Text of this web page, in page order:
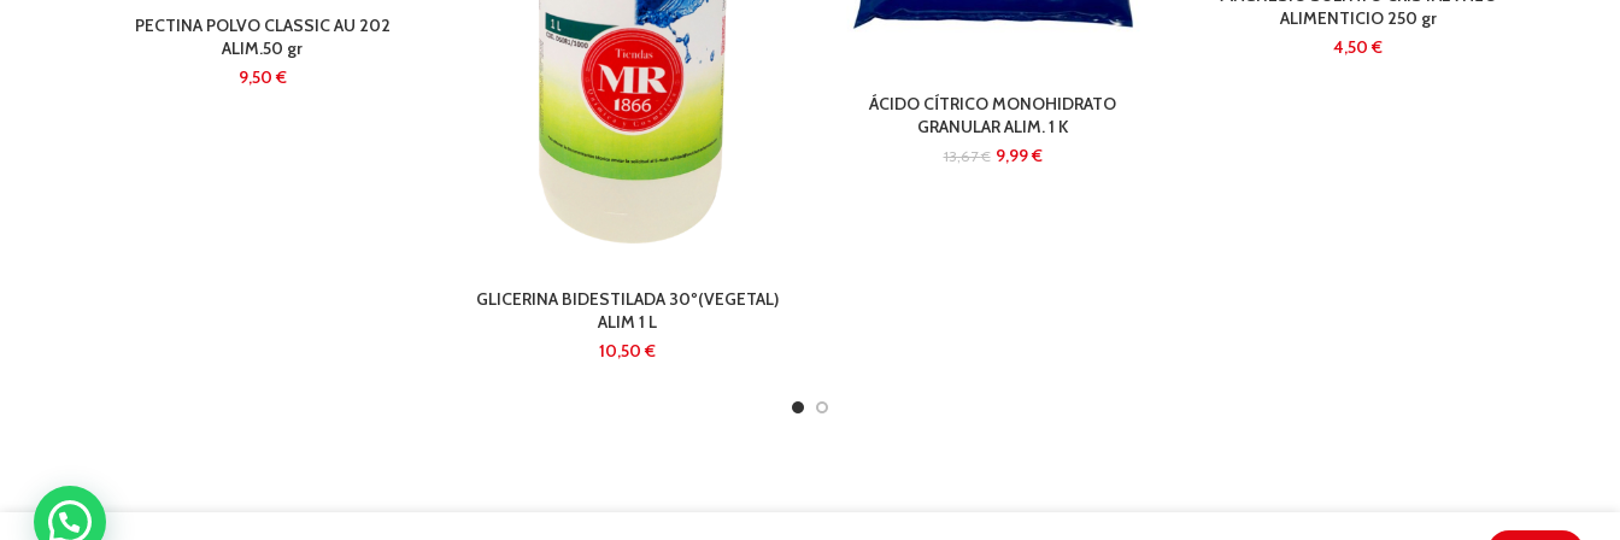
PECTINA POLVO CLASSIC AU 202
ALIM.50 gr
€
GLICERINA BIDESTILADA 30º(VEGETAL)
ALIM 1 L
€
ÁCIDO CÍTRICO MONOHIDRATO
GRANULAR ALIM. 1 K
13,67€ 9,99€
ALIMENTICIO 250 gr
€